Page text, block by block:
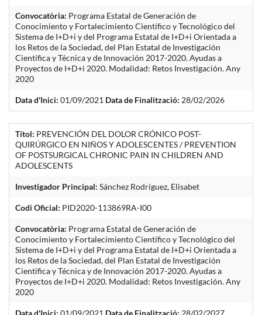
Convocatòria: Programa Estatal de Generación de
Conocimiento y Fortalecimiento Científico y Tecnológico del
Sistema de I+D+i y del Programa Estatal de I+D+i Orientada a
los Retos de la Sociedad, del Plan Estatal de Investigación
Científica y Técnica y de Innovación 2017-2020. Ayudas a
Proyectos de I+D+i 2020. Modalidad: Retos Investigación. Any
2020
Data d'Inici: 01/09/2021 Data de Finalització: 28/02/2026
Títol: PREVENCIÓN DEL DOLOR CRÓNICO POST-
QUIRÚRGICO EN NIÑOS Y ADOLESCENTES / PREVENTION
OF POSTSURGICAL CHRONIC PAIN IN CHILDREN AND
ADOLESCENTS
Investigador Principal: Sánchez Rodríguez, Elisabet
Codi Oficial: PID2020-113869RA-I00
Convocatòria: Programa Estatal de Generación de
Conocimiento y Fortalecimiento Científico y Tecnológico del
Sistema de I+D+i y del Programa Estatal de I+D+i Orientada a
los Retos de la Sociedad, del Plan Estatal de Investigación
Científica y Técnica y de Innovación 2017-2020. Ayudas a
Proyectos de I+D+i 2020. Modalidad: Retos Investigación. Any
2020
Data d'Inici: 01/09/2021 Data de Finalització: 28/02/2027